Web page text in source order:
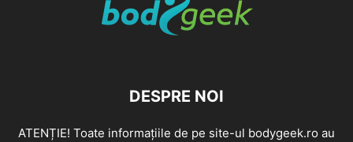
DESPRE NOI
ATENȚIE! Toate informațiile de pe site-ul bodygeek.ro au